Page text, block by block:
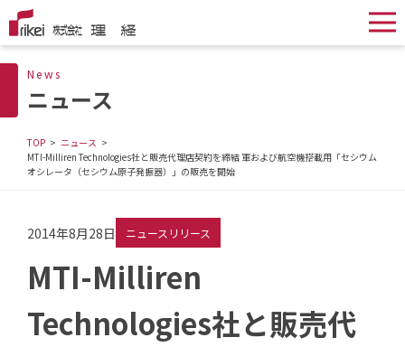
News
ニュース
TOP
ニュース
MTI-Milliren Technologies社と販売代理店契約を締結 軍および航空機搭載用「セシウム
オシレータ（セシウム原子発振器）」の販売を開始
2014年8月28日 ニュースリリース
MTI-Milliren
Technologies社と販売代